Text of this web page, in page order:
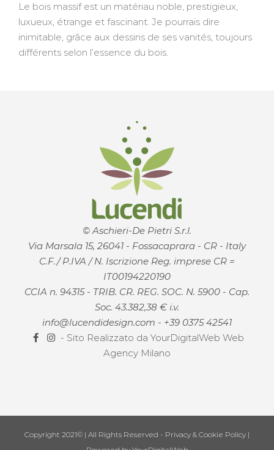
Le bois massif est un matériau noble, prestigieux,
luxueux, étrange et fascinant. Je pourrais dire
inimitable, grâce aux dessins de ses vanités, toujours
différents selon l’essence du bois.
© Aschieri-De Pietri S.r.l.
Via Marsala 15, 26041 - Fossacaprara - CR - Italy
C.F./ P.IVA / N. Iscrizione Reg. imprese CR =
IT00194220190
CCIA n. 94315 - TRIB. CR. REG. SOC. N. 5900 - Cap.
Soc. 43.382,38 € i.v.
info@lucendidesign.com - +39 0375 42541
- Sito Realizzato da YourDigitalWeb Web
Agency Milano
Copyright 2021© | All Rights Reserved - Privacy & Cookie Policy |